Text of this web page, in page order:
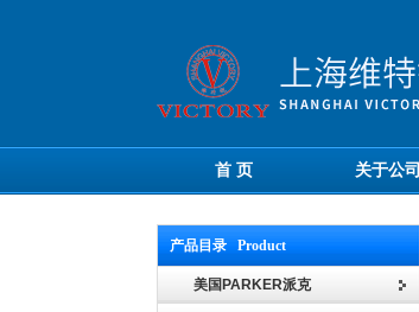
首 页 关于公司
产品目录 Product
美国PARKER派克